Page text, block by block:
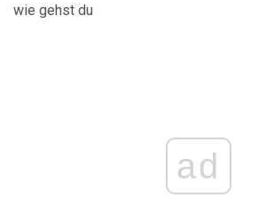
wie gehst du
ad